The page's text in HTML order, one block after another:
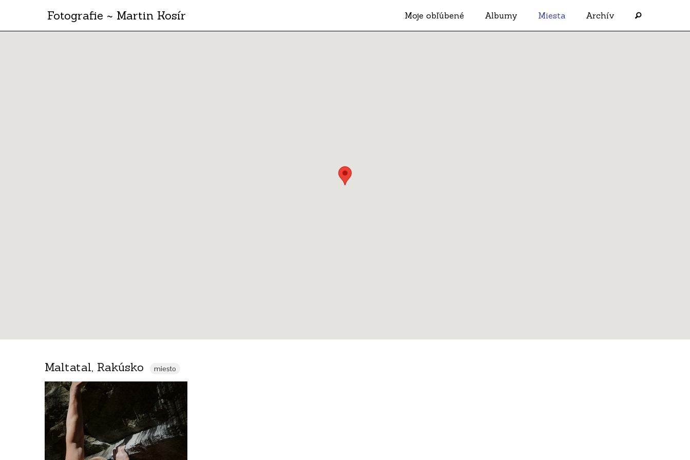
Fotografie ~ Martin Kosír Moje obľúbené Albumy Miesta Archív
Maltatal, Rakúsko miesto